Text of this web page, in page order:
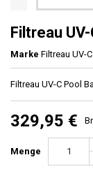
Filtreau
Marke Filtreau UV-C
Filtreau UV-C Pool
329,95 €
Menge